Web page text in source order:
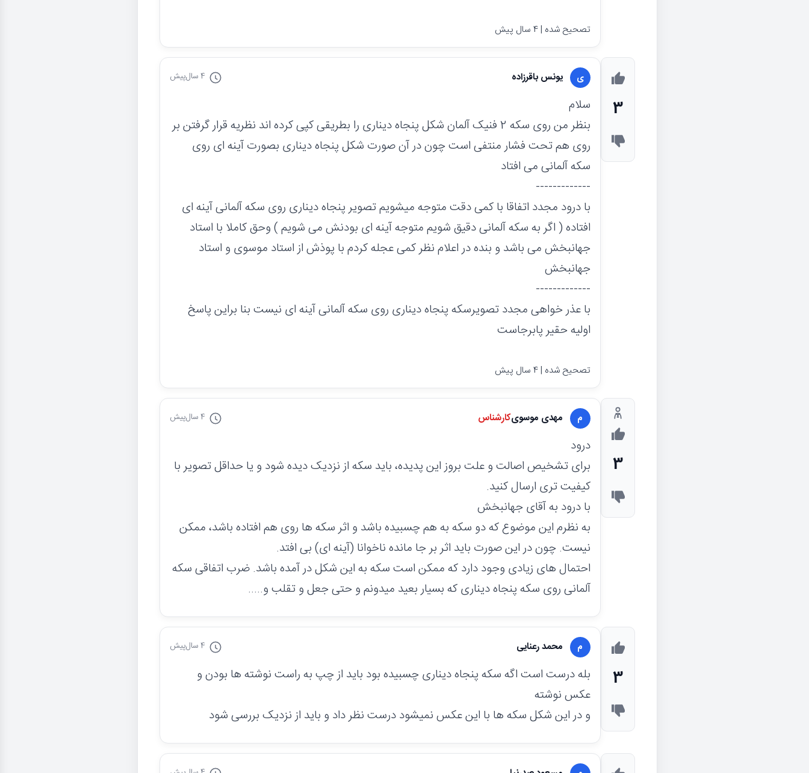
تصحیح شده | 4 سال پیش
3
ی یونس باقرزاده 4 سال پیش
سلام
بنظر من روی سکه 2 فنیک آلمان شکل پنجاه دیناری را بطریقی کپی کرده اند نظریه قرار گرفتن بر
روی هم تحت فشار منتفی است چون در آن صورت شکل پنجاه دیناری بصورت آینه ای روی
سکه آلمانی می افتاد
-------------
با درود مجدد اتفاقا با کمی دقت متوجه میشویم تصویر پنجاه دیناری روی سکه آلمانی آینه ای
افتاده ( اگر به سکه آلمانی دقیق شویم متوجه آینه ای بودنش می شویم ) وحق کاملا با استاد
جهانبخش می باشد و بنده در اعلام نظر کمی عجله کردم با پوذش از استاد موسوی و استاد
جهانبخش
-------------
با عذر خواهی مجدد تصویرسکه پنجاه دیناری روی سکه آلمانی آینه ای نیست بنا براین پاسخ
اولیه حقیر پابرجاست
تصحیح شده | 4 سال پیش
3
م مهدی موسویکارشناس 4 سال پیش
درود
برای تشخیص اصالت و علت بروز این پدیده، باید سکه از نزدیک دیده شود و یا حداقل تصویر با
کیفیت تری ارسال کنید.
با درود به آقای جهانبخش
به نظرم این موضوع که دو سکه به هم چسبیده باشد و اثر سکه ها روی هم افتاده باشد، ممکن
نیست. چون در این صورت باید اثر بر جا مانده ناخوانا (آینه ای) بی افتد.
احتمال های زیادی وجود دارد که ممکن است سکه به این شکل در آمده باشد. ضرب اتفاقی سکه
آلمانی روی سکه پنجاه دیناری که بسیار بعید میدونم و حتی جعل و تقلب و.....
3
م محمد رعنایی 4 سال پیش
بله درست است اگه سکه پنجاه دیناری چسبیده بود باید از چپ به راست نوشته ها بودن و
عکس نوشته
و در این شکل سکه ها با این عکس نمیشود درست نظر داد و باید از نزدیک بررسی شود